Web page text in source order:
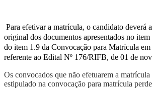
Para efetivar a matrícula, o candidato deverá
original dos documentos apresentados no item
do item 1.9 da Convocação para Matrícula em
referente ao Edital Nº 176/RIFB, de 01 de
Os convocados que não efetuarem a
estipulado na convocação para matrícula